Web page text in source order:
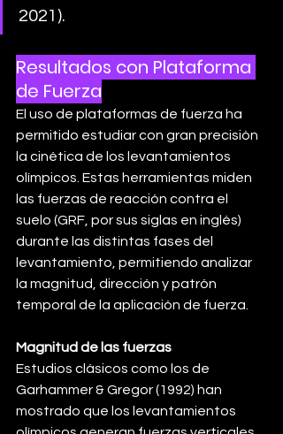
2021).
Resultados con Plataforma
de Fuerza
El uso de plataformas de fuerza ha
permitido estudiar con gran precisión
la cinética de los levantamientos
olímpicos. Estas herramientas miden
las fuerzas de reacción contra el
suelo (GRF, por sus siglas en inglés)
durante las distintas fases del
levantamiento, permitiendo analizar
la magnitud, dirección y patrón
temporal de la aplicación de fuerza.
Magnitud de las fuerzas
Estudios clásicos como los de
Garhammer & Gregor (1992) han
mostrado que los levantamientos